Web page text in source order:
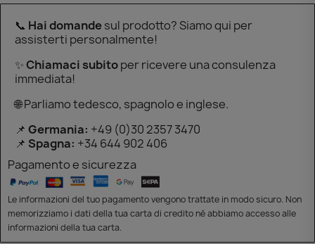
📞 Hai domandesul prodotto? Siamo qui per
assisterti personalmente!
✨Chiamaci subitoper ricevere una consulenza
immediata!
🌐 Parliamo tedesco, spagnolo e inglese.
📌 Germania: +49 (0)30 2357 3470
📌 Spagna: +34 644 902 406
Pagamento e sicurezza
Le informazioni del tuo pagamento vengono trattate in modo sicuro. Non
memorizziamo i dati della tua carta di credito né abbiamo accesso alle
informazioni della tua carta.